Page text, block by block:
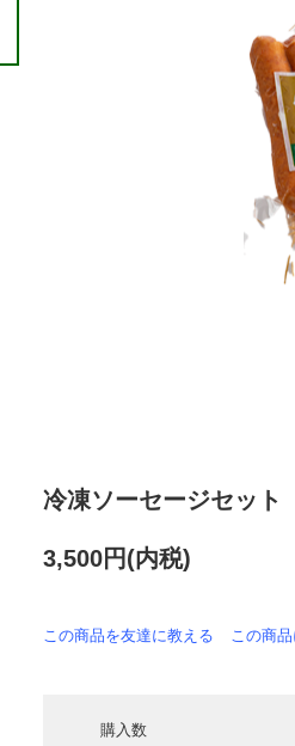
冷凍ソーセージセット
3,500円(内税)
この商品を友達に教える この商
購入数